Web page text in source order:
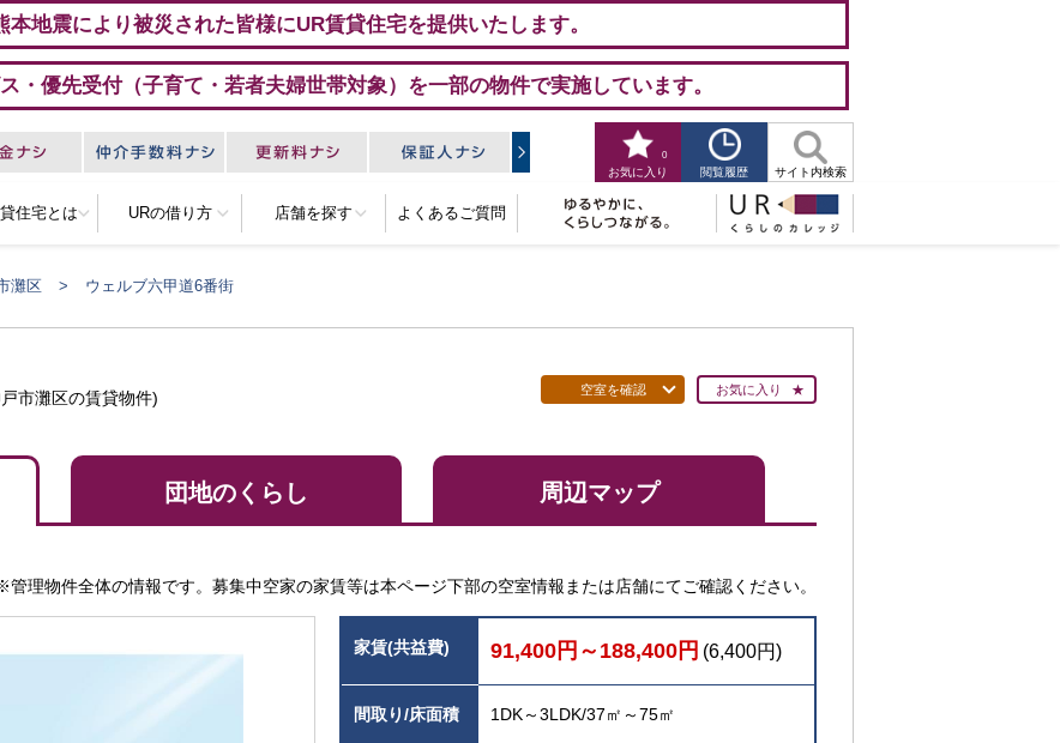
本地震により被災された皆様にUR賃貸住宅を提供いたします。
・優先受付（子育て・若者夫婦世帯対象）を一部の物件で実施しています。
お気に入り
0
閲覧履歴 サイト内検索
住宅とは URの借り方 店舗を探す よくあるご質問
灘区 ウェルブ六甲道6番街
市灘区の賃貸物件) 空室を確認 お気に入り
団地のくらし 周辺マップ
管理物件全体の情報です。募集中空家の家賃等は本ページ下部の空室情報または店舗にてご確認ください。
家賃(共益費) 91,400円～188,400円 (6,400円)
間取り/床面積 1DK～3LDK/37㎡～75㎡